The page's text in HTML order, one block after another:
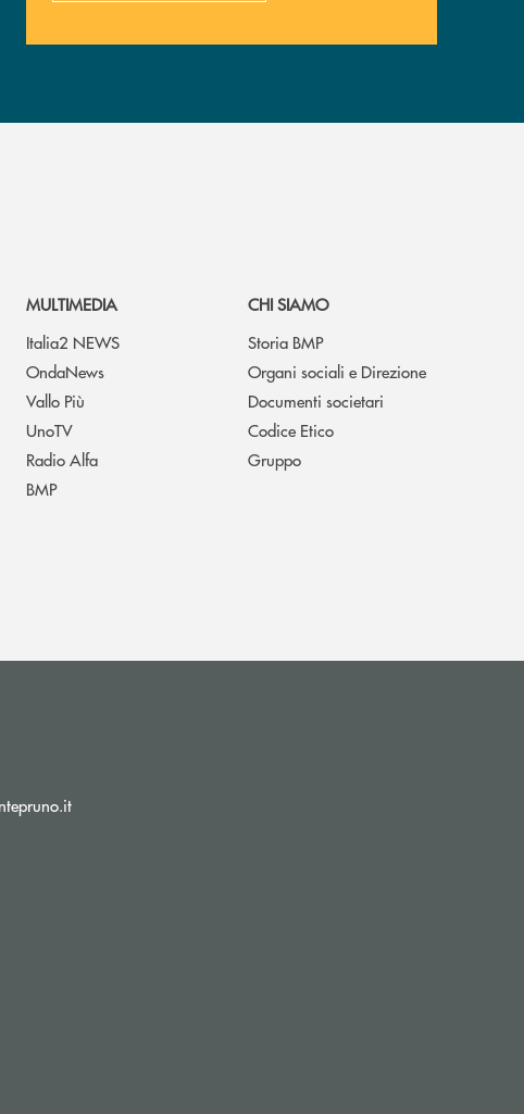
MULTIMEDIA
Italia2 NEWS
OndaNews
Vallo Più
UnoTV
Radio Alfa
BMP
CHI SIAMO
Storia BMP
Organi sociali e Direzione
Documenti societari
Codice Etico
Gruppo
(si apre l’app di posta elettronica)